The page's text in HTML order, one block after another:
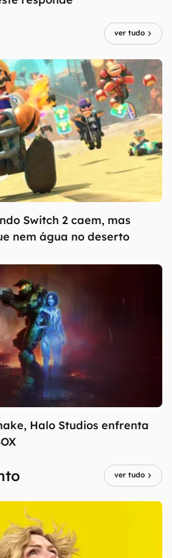
ver tudo
Switch 2 caem, mas
nem água no deserto
Halo Studios enfrenta
ver tudo